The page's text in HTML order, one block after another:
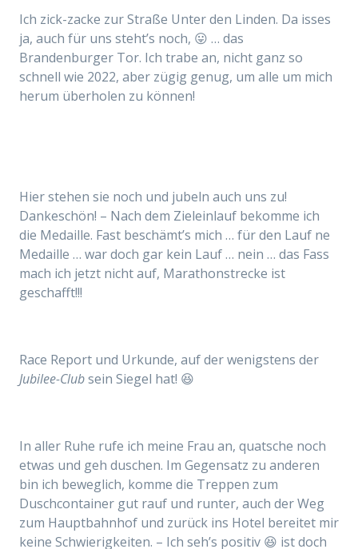
Ich zick-zacke zur Straße Unter den Linden. Da isses
ja, auch für uns steht’s noch, 😛 … das
Brandenburger Tor. Ich trabe an, nicht ganz so
schnell wie 2022, aber zügig genug, um alle um mich
herum überholen zu können!
Hier stehen sie noch und jubeln auch uns zu!
Dankeschön! – Nach dem Zieleinlauf bekomme ich
die Medaille. Fast beschämt’s mich … für den Lauf ne
Medaille … war doch gar kein Lauf … nein … das Fass
mach ich jetzt nicht auf, Marathonstrecke ist
geschafft!!!
Race Report und Urkunde, auf der wenigstens der
Jubilee-Clubsein Siegel hat! 😆
In aller Ruhe rufe ich meine Frau an, quatsche noch
etwas und geh duschen. Im Gegensatz zu anderen
bin ich beweglich, komme die Treppen zum
Duschcontainer gut rauf und runter, auch der Weg
zum Hauptbahnhof und zurück ins Hotel bereitet mir
keine Schwierigkeiten. – Ich seh’s positiv 😆 ist doch